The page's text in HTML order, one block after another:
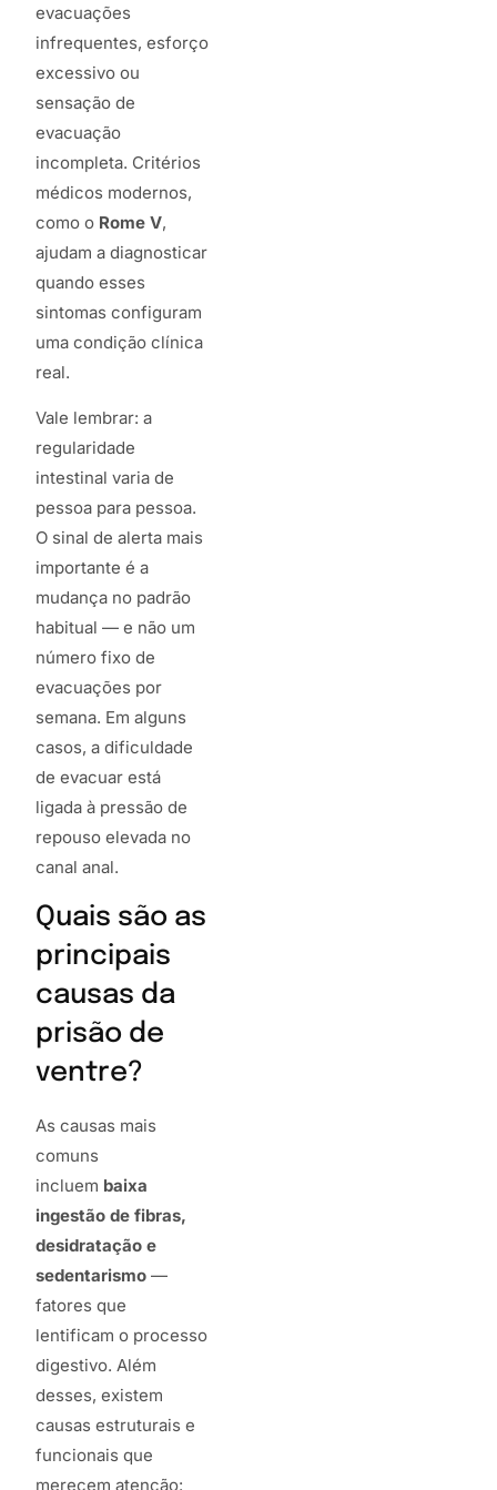
evacuações
infrequentes, esforço
excessivo ou
sensação de
evacuação
incompleta. Critérios
médicos modernos,
como o Rome V,
ajudam a diagnosticar
quando esses
sintomas configuram
uma condição clínica
real.
Vale lembrar: a
regularidade
intestinal varia de
pessoa para pessoa.
O sinal de alerta mais
importante é a
mudança no padrão
habitual — e não um
número fixo de
evacuações por
semana. Em alguns
casos, a dificuldade
de evacuar está
ligada à pressão de
repouso elevada no
canal anal.
Quais são as
principais
causas da
prisão de
ventre?
As causas mais
comuns
incluem baixa
ingestão de fibras,
desidratação e
sedentarismo —
fatores que
lentificam o processo
digestivo. Além
desses, existem
causas estruturais e
funcionais que
merecem atenção: